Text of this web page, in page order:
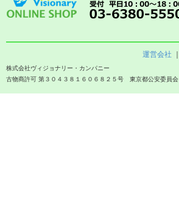
運営会社
株式会社ヴィジョナリー・カンパニー
古物商許可 第３０４３８１６０６８２５号 東京都公安委員会